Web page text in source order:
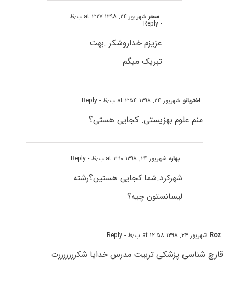
سحرشهریور ۲۴, ۱۳۹۸ at ۲:۲۷ ب٫ظ
- Reply
عزیزم خداروشکر .بهت
تبریک میگم
اختربانو شهریور ۲۴, ۱۳۹۸ at ۲:۵۴ ب٫ظ - Reply
منم علوم بهزیستی. کجایی هستی؟
بهاره شهریور ۲۴, ۱۳۹۸ at ۳:۱۰ ب٫ظ - Reply
شهرکرد.شما کجایی هستین؟رشته
لیسانستون چیه؟
Rozشهریور ۲۴, ۱۳۹۸ at ۱۲:۵۸ ب٫ظ - Reply
قارچ شناسی پزشکی تربیت مدرس خدایا شکرررررررت